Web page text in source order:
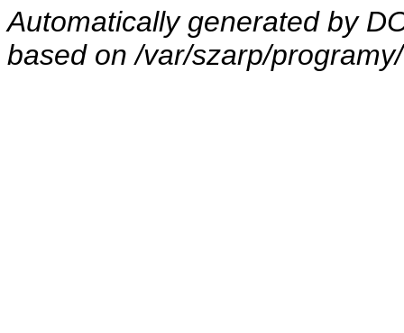
Automatically generated by
based on /var/szarp/